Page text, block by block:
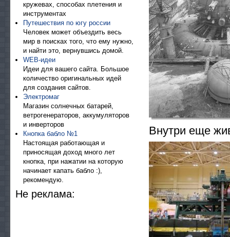
Внутри еще
кружевах, способах плетения и
инструментах
Путешествия по югу россии
Человек может объездить весь
мир в поисках того, что ему нужно,
и найти это, вернувшись домой.
WEB-идеи
Идеи для вашего сайта. Большое
количество оригинальных идей
для создания сайтов.
Электромаг
Магазин солнечных батарей,
ветрогенераторов, аккумуляторов
и инверторов
Кнопка бабло №1
Настоящая работающая и
приносящая доход много лет
кнопка, при нажатии на которую
начинает капать бабло :),
рекомендую.
He peклaмa: